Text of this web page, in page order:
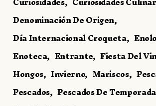
Denominación De Origen
Día Internacional Croqueta
Enoteca Entrante Fiesta Del
Hongos Invierno Mariscos
Pescados Pescados De Temporada